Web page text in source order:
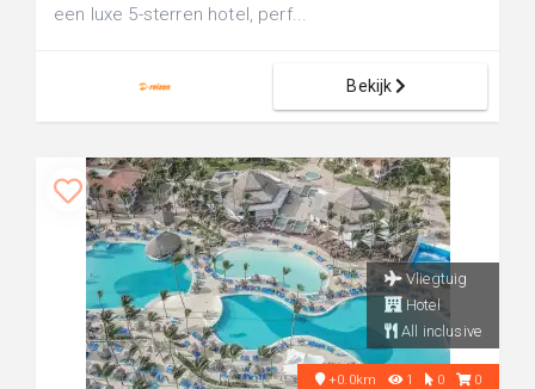
een luxe 5-sterren hotel, perf...
Bekijk
Vliegtuig
Hotel
All inclusive
+0.0km 1 0 0